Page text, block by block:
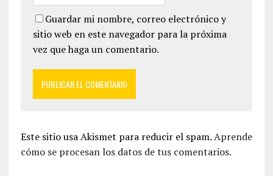
Guardar mi nombre, correo electrónico y
sitio web en este navegador para la próxima
vez que haga un comentario.
Este sitio usa Akismet para reducir el spam.Aprende
cómo se procesan los datos de tus comentarios.